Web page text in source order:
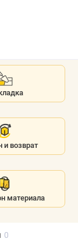
и возврат
материала
0